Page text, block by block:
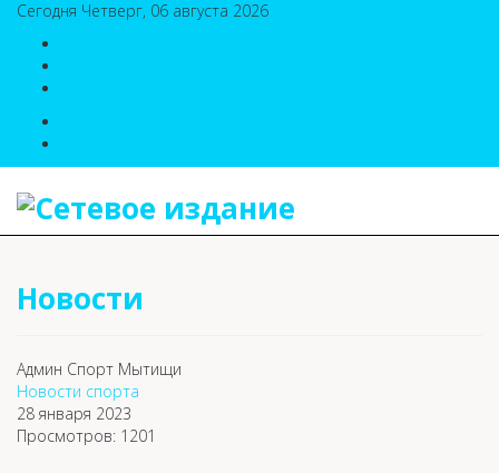
Сегодня Четверг, 06 августа 2026
Новости
Админ Спорт Мытищи
Новости спорта
28 января 2023
Просмотров: 1201